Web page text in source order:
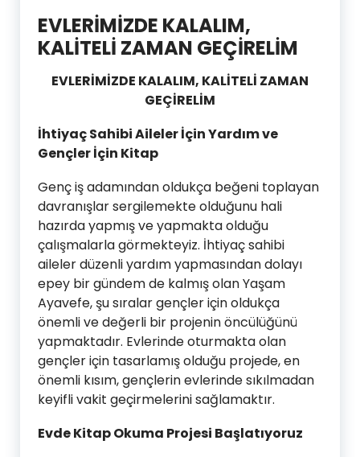
EVLERİMİZDE KALALIM,
KALİTELİ ZAMAN GEÇİRELİM
EVLERİMİZDE KALALIM, KALİTELİ ZAMAN
GEÇİRELİM
İhtiyaç Sahibi Aileler İçin Yardım ve
Gençler İçin Kitap
Genç iş adamından oldukça beğeni toplayan
davranışlar sergilemekte olduğunu hali
hazırda yapmış ve yapmakta olduğu
çalışmalarla görmekteyiz. İhtiyaç sahibi
aileler düzenli yardım yapmasından dolayı
epey bir gündem de kalmış olan Yaşam
Ayavefe, şu sıralar gençler için oldukça
önemli ve değerli bir projenin öncülüğünü
yapmaktadır. Evlerinde oturmakta olan
gençler için tasarlamış olduğu projede, en
önemli kısım, gençlerin evlerinde sıkılmadan
keyifli vakit geçirmelerini sağlamaktır.
Evde Kitap Okuma Projesi Başlatıyoruz